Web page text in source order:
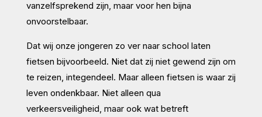
vanzelfsprekend zijn, maar voor hen bijna
onvoorstelbaar.
Dat wij onze jongeren zo ver naar school laten
fietsen bijvoorbeeld. Niet dat zij niet gewend zijn om
te reizen, integendeel. Maar alleen fietsen is waar zij
leven ondenkbaar. Niet alleen qua
verkeersveiligheid, maar ook wat betreft